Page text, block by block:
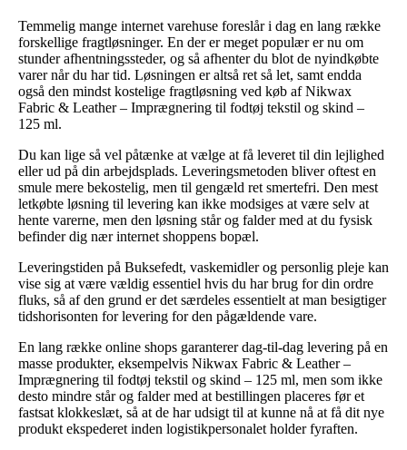
Temmelig mange internet varehuse foreslår i dag en lang række
forskellige fragtløsninger. En der er meget populær er nu om
stunder afhentningssteder, og så afhenter du blot de nyindkøbte
varer når du har tid. Løsningen er altså ret så let, samt endda
også den mindst kostelige fragtløsning ved køb af Nikwax
Fabric & Leather – Imprægnering til fodtøj tekstil og skind –
125 ml.
Du kan lige så vel påtænke at vælge at få leveret til din lejlighed
eller ud på din arbejdsplads. Leveringsmetoden bliver oftest en
smule mere bekostelig, men til gengæld ret smertefri. Den mest
letkøbte løsning til levering kan ikke modsiges at være selv at
hente varerne, men den løsning står og falder med at du fysisk
befinder dig nær internet shoppens bopæl.
Leveringstiden på Buksefedt, vaskemidler og personlig pleje kan
vise sig at være vældig essentiel hvis du har brug for din ordre
fluks, så af den grund er det særdeles essentielt at man besigtiger
tidshorisonten for levering for den pågældende vare.
En lang række online shops garanterer dag-til-dag levering på en
masse produkter, eksempelvis Nikwax Fabric & Leather –
Imprægnering til fodtøj tekstil og skind – 125 ml, men som ikke
desto mindre står og falder med at bestillingen placeres før et
fastsat klokkeslæt, så at de har udsigt til at kunne nå at få dit nye
produkt ekspederet inden logistikpersonalet holder fyraften.